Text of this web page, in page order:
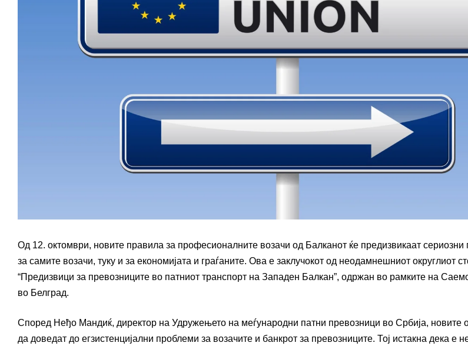
Од 12. октомври, новите правила за професионалните возачи од Балканот ќе предизвикаат
за самите возачи, туку и за економијата и граѓаните. Ова е заклучокот од неодамнешниот округлиот
“Предизвици за превозниците во патниот транспорт на Западен Балкан”, одржан во рамките на
во Белград.
Според Неђо Мандиќ, директор на Удружењето на меѓународни патни превозници во Србија, новите
да доведат до егзистенцијални проблеми за возачите и банкрот за превозниците. Тој истакна дека е